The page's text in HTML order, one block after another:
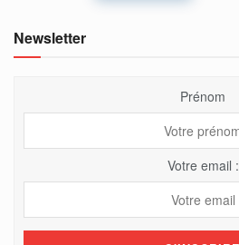
Newsletter
Prénom
Votre email :